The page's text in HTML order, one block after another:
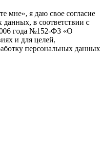
мне», я даю свое согласие
в соответствии с
года №152-ФЗ «О
и для целей,
персональных данных